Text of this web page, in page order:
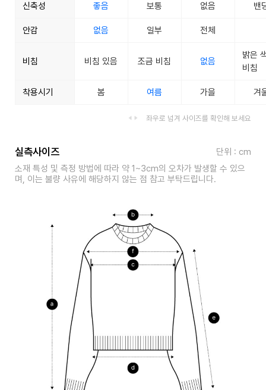
신축성 좋음 보통 없음 밴
안감 없음 일부 전체
비침 비침 있음 조금 비침 없음
밝은
비침
착용시기 봄 여름 가을 겨
좌우로 넘겨 사이즈를 확인해 보세요
실측사이즈
단위 : cm
소재 특성 및 측정 방법에 따라 약 1~3cm의 오차가 발생할 수 있으
며, 이는 불량 사유에 해당하지 않는 점 참고 부탁드립니다.